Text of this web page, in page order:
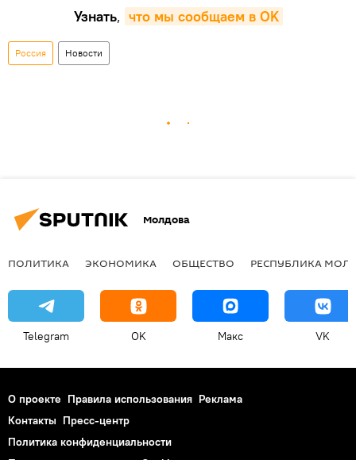
Узнать, что мы сообщаем в OK
Россия Новости
Молдова
ПОЛИТИКА ЭКОНОМИКА ОБЩЕСТВО РЕСПУБЛИКА
Telegram OK Макс VK
О проекте Правила использования Реклама
Контакты Пресс-центр
Политика конфиденциальности